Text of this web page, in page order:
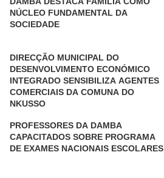
NÚCLEO FUNDAMENTAL DA
SOCIEDADE
DIRECÇÃO MUNICIPAL DO
DESENVOLVIMENTO ECONÓMICO
INTEGRADO SENSIBILIZA AGENTES
COMERCIAIS DA COMUNA DO
NKUSSO
PROFESSORES DA DAMBA
CAPACITADOS SOBRE PROGRAMA
DE EXAMES NACIONAIS ESCOLARES